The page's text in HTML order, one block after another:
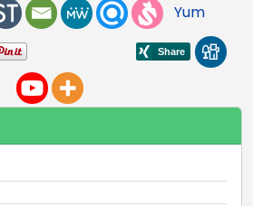
Yum